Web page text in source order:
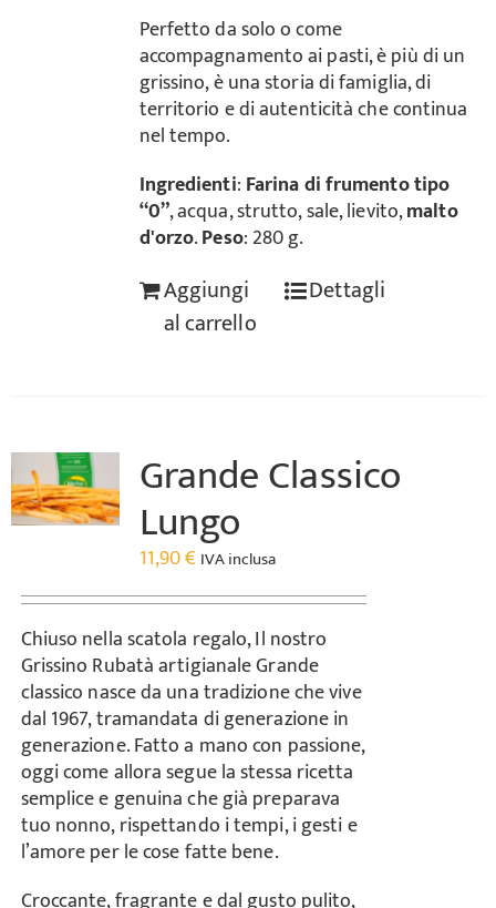
Perfetto da solo o come
accompagnamento ai pasti, è più di un
grissino, è una storia di famiglia, di
territorio e di autenticità che continua
nel tempo.
Ingredienti: Farina di frumento tipo
“0”, acqua, strutto, sale, lievito,malto
d'orzo.Peso: 280 g.
Aggiungi
al carrello
Dettagli
Grande Classico
Lungo
11,90€ IVA inclusa
Chiuso nella scatola regalo, Il nostro
Grissino Rubatà artigianale Grande
classico nasce da una tradizione che vive
dal 1967, tramandata di generazione in
generazione. Fatto a mano con passione,
oggi come allora segue la stessa ricetta
semplice e genuina che già preparava
tuo nonno, rispettando i tempi, i gesti e
l’amore per le cose fatte bene.